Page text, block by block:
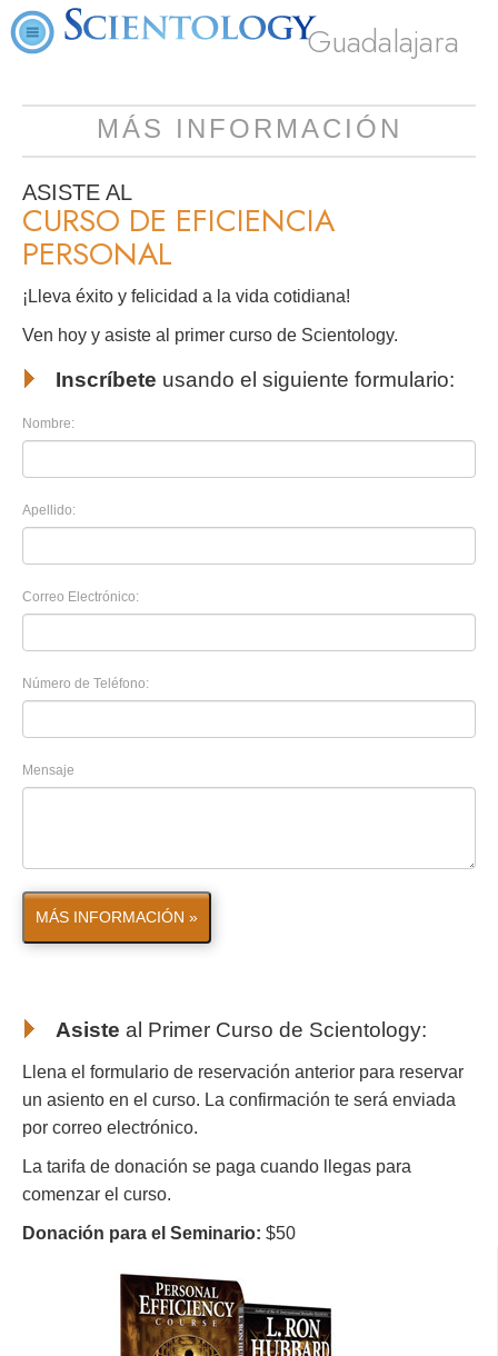
Guadalajara
MÁS INFORMACIÓN
ASISTE AL
CURSO DE EFICIENCIA
PERSONAL
¡Lleva éxito y felicidad a la vida cotidiana!
Ven hoy y asiste al primer curso de Scientology.
Inscríbete usando el siguiente formulario:
Nombre:
Apellido:
Correo Electrónico:
Número de Teléfono:
Mensaje
MÁS INFORMACIÓN »
Asiste al Primer Curso de Scientology:
Llena el formulario de reservación anterior para reservar
un asiento en el curso. La confirmación te será enviada
por correo electrónico.
La tarifa de donación se paga cuando llegas para
comenzar el curso.
Donación para el Seminario: $50